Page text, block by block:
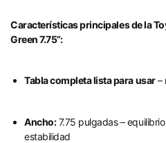
Características principales de la
Green 7.75”:
Tabla completa lista para usar–
Ancho:7.75 pulgadas –
estabilidad